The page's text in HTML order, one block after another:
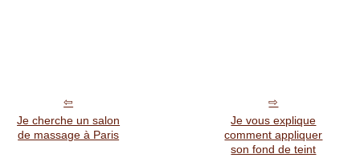
Je cherche un salon
de massage à Paris
Je vous explique
comment appliquer
son fond de teint